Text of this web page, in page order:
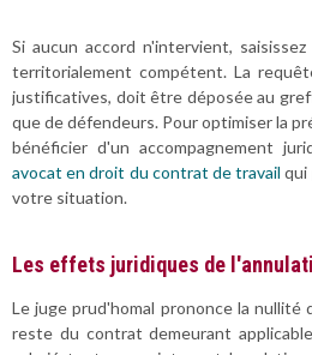
Si aucun accord n'intervient,
territorialement compétent. La
justificatives, doit être déposée au
que de défendeurs. Pour optimiser la
bénéficier d'un accompagnement
avocat en droit du contrat de travail qui
votre situation.
Les effets juridiques de
Le juge prud'homal prononce la nullité
reste du contrat demeurant